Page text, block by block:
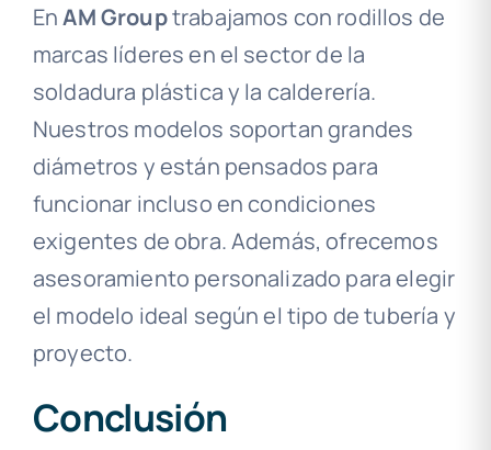
EnAM Grouptrabajamos con rodillos de
marcas líderes en el sector de la
soldadura plástica y la calderería.
Nuestros modelos soportan grandes
diámetros y están pensados para
funcionar incluso en condiciones
exigentes de obra. Además, ofrecemos
asesoramiento personalizado para elegir
el modelo ideal según el tipo de tubería y
proyecto.
Conclusión